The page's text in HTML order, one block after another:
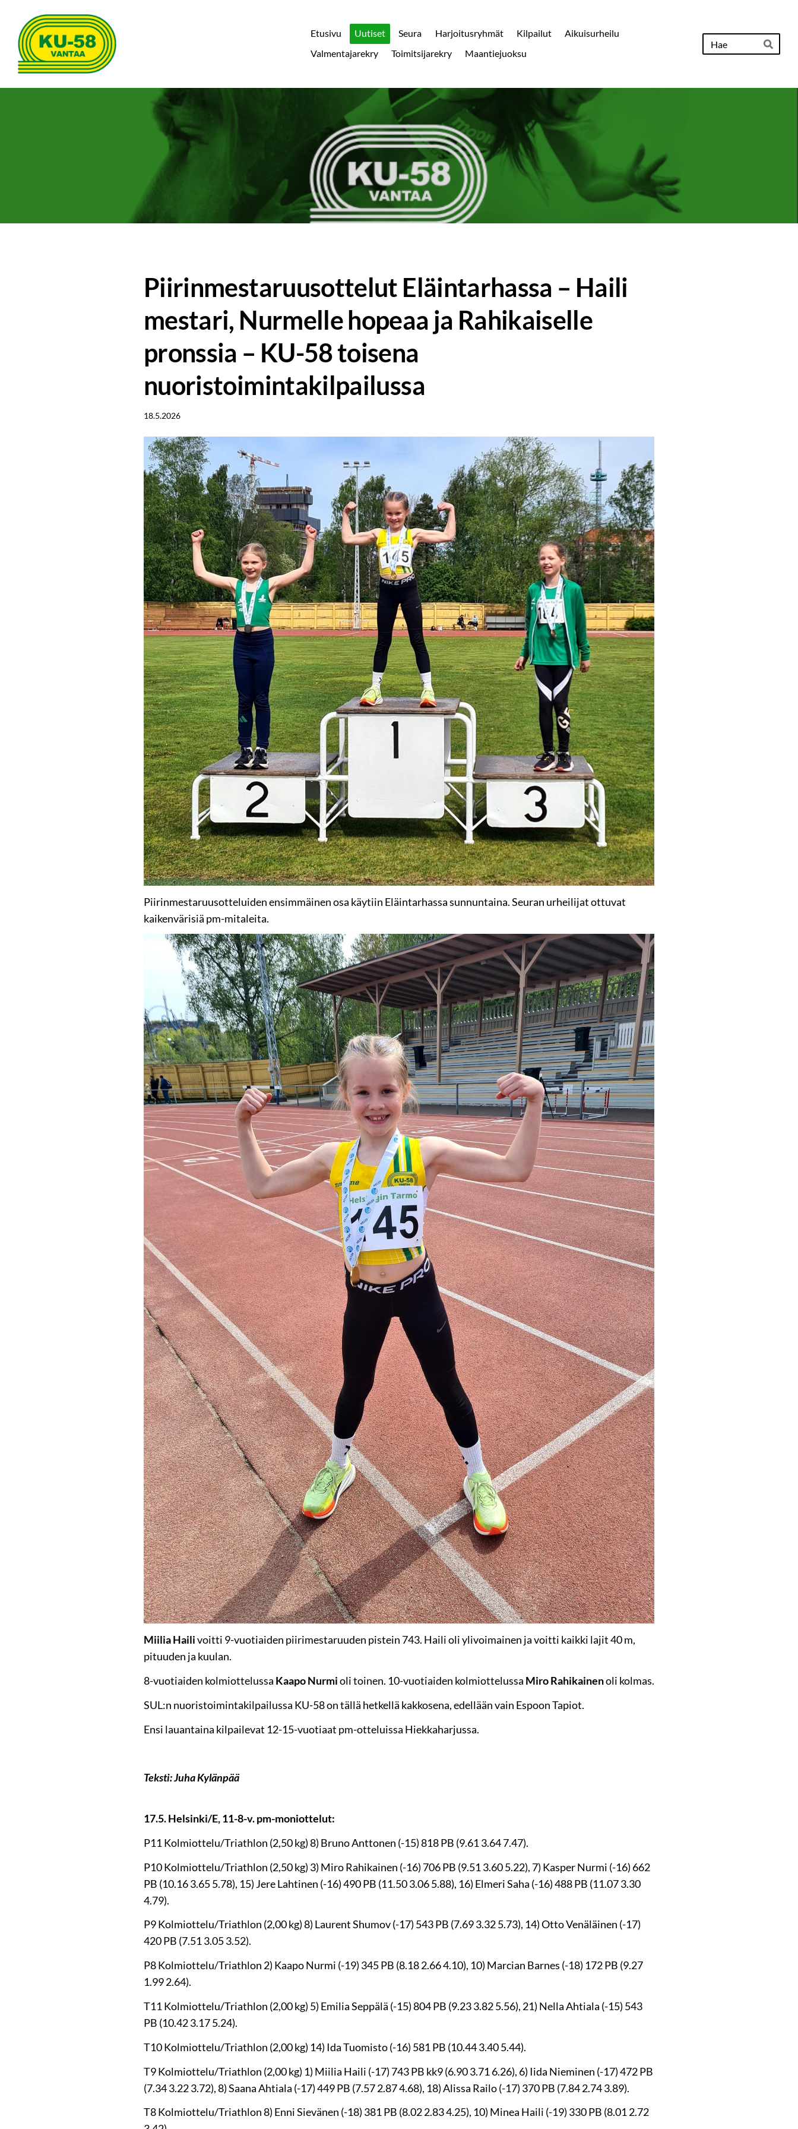
sivun
sisältöön
Kenttäurheilijat-58 ry
Etusivu Uutiset Seura Harjoitusryhmät Kilpailut
Aikuisurheilu
Valmentajarekry
Toimitsijarekry Maantiejuoksu Hae
Piirinmestaruusottelut Eläintarhassa – Haili
mestari, Nurmelle hopeaa ja Rahikaiselle
pronssia – KU-58 toisena
nuoristoimintakilpailussa
18.5.2026
Piirinmestaruusotteluiden ensimmäinen osa käytiin Eläintarhassa sunnuntaina. Seuran urheilijat ottuvat
kaikenvärisiä pm-mitaleita.
Miilia Hailivoitti 9-vuotiaiden piirimestaruuden pistein 743. Haili oli ylivoimainen ja voitti kaikki lajit 40 m,
pituuden ja kuulan.
8-vuotiaiden kolmiottelussa Kaapo Nurmioli toinen. 10-vuotiaiden kolmiottelussa Miro Rahikainenoli kolmas.
SUL:n nuoristoimintakilpailussa KU-58 on tällä hetkellä kakkosena, edellään vain Espoon Tapiot.
Ensi lauantaina kilpailevat 12-15-vuotiaat pm-otteluissa Hiekkaharjussa.
Teksti: Juha Kylänpää
17.5. Helsinki/E, 11-8-v. pm-moniottelut:
P11 Kolmiottelu/Triathlon (2,50 kg) 8) Bruno Anttonen (-15) 818 PB (9.61 3.64 7.47).
P10 Kolmiottelu/Triathlon (2,50 kg) 3) Miro Rahikainen (-16) 706 PB (9.51 3.60 5.22), 7) Kasper Nurmi (-16) 662
PB (10.16 3.65 5.78), 15) Jere Lahtinen (-16) 490 PB (11.50 3.06 5.88), 16) Elmeri Saha (-16) 488 PB (11.07 3.30
4.79).
P9 Kolmiottelu/Triathlon (2,00 kg) 8) Laurent Shumov (-17) 543 PB (7.69 3.32 5.73), 14) Otto Venäläinen (-17)
420 PB (7.51 3.05 3.52).
P8 Kolmiottelu/Triathlon 2) Kaapo Nurmi (-19) 345 PB (8.18 2.66 4.10), 10) Marcian Barnes (-18) 172 PB (9.27
1.99 2.64).
T11 Kolmiottelu/Triathlon (2,00 kg) 5) Emilia Seppälä (-15) 804 PB (9.23 3.82 5.56), 21) Nella Ahtiala (-15) 543
PB (10.42 3.17 5.24).
T10 Kolmiottelu/Triathlon (2,00 kg) 14) Ida Tuomisto (-16) 581 PB (10.44 3.40 5.44).
T9 Kolmiottelu/Triathlon (2,00 kg) 1) Miilia Haili (-17) 743 PB kk9 (6.90 3.71 6.26), 6) Iida Nieminen (-17) 472 PB
(7.34 3.22 3.72), 8) Saana Ahtiala (-17) 449 PB (7.57 2.87 4.68), 18) Alissa Railo (-17) 370 PB (7.84 2.74 3.89).
T8 Kolmiottelu/Triathlon 8) Enni Sievänen (-18) 381 PB (8.02 2.83 4.25), 10) Minea Haili (-19) 330 PB (8.01 2.72